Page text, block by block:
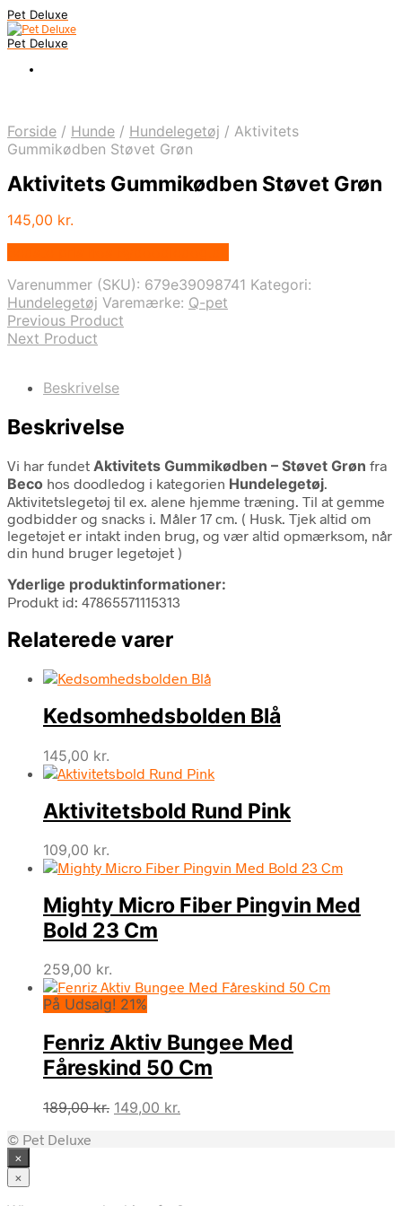
Pet Deluxe
Pet Deluxe
Forside / Hunde / Hundelegetøj / Aktivitets
Gummikødben Støvet Grøn
Aktivitets Gummikødben Støvet Grøn
145,00 kr.
Varenummer (SKU): 679e39098741 Kategori:
Hundelegetøj Varemærke: Q-pet
Previous Product
Next Product
Beskrivelse
Beskrivelse
Vi har fundet Aktivitets Gummikødben – Støvet Grøn fra
Beco hos doodledog i kategorien Hundelegetøj.
Aktivitetslegetøj til ex. alene hjemme træning. Til at gemme
godbidder og snacks i. Måler 17 cm. ( Husk. Tjek altid om
legetøjet er intakt inden brug, og vær altid opmærksom, når
din hund bruger legetøjet )
Yderlige produktinformationer:
Produkt id: 47865571115313
Relaterede varer
Kedsomhedsbolden Blå
145,00 kr.
Aktivitetsbold Rund Pink
109,00 kr.
Mighty Micro Fiber Pingvin Med
Bold 23 Cm
259,00 kr.
På Udsalg! 21%
Fenriz Aktiv Bungee Med
Fåreskind 50 Cm
189,00kr. Den
149,00 kr.
© Pet Deluxe
×
×